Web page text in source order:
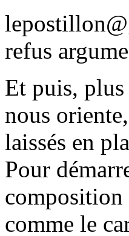
refus
Et puis,
nous
laissés en
Pour
composition
comme le